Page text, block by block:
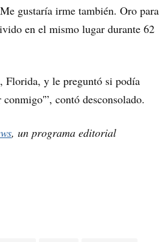
gustaría irme también. Oro para
en el mismo lugar durante 62
Florida, y le preguntó si podía
contó desconsolado.
, un programa editorial